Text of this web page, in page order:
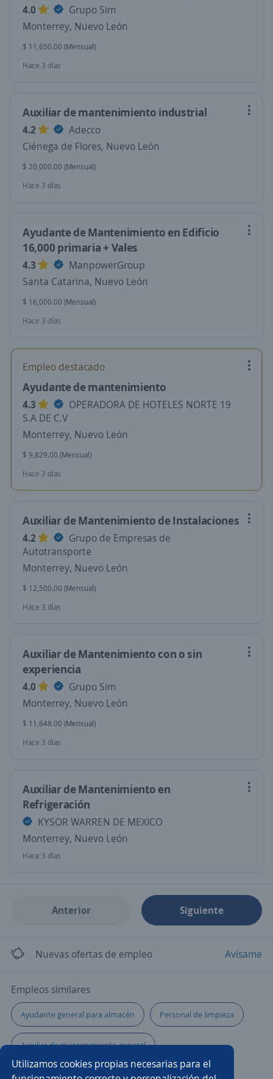
Utilizamos cookies propias necesarias para el
4.0
Grupo Sim
Monterrey, Nuevo León
$ 11,650.00 (Mensual)
Hace 3 días
Auxiliar de mantenimiento industrial
4.2
Adecco
Ciénega de Flores, Nuevo León
$ 20,000.00 (Mensual)
Hace 3 días
Ayudante de Mantenimiento en Edificio
16,000 primaria + Vales
4.3
ManpowerGroup
Santa Catarina, Nuevo León
$ 16,000.00 (Mensual)
Hace 3 días
Empleo destacado
Ayudante de mantenimiento
4.3
OPERADORA DE HOTELES NORTE 19
S.A DE C.V
Monterrey, Nuevo León
$ 9,829.00 (Mensual)
Hace 3 días
Auxiliar de Mantenimiento de Instalaciones
4.2
Grupo de Empresas de
Autotransporte
Monterrey, Nuevo León
$ 12,500.00 (Mensual)
Hace 3 días
Auxiliar de Mantenimiento con o sin
experiencia
4.0
Grupo Sim
Monterrey, Nuevo León
$ 11,648.00 (Mensual)
Hace 3 días
Auxiliar de Mantenimiento en
Refrigeración
KYSOR WARREN DE MEXICO
Monterrey, Nuevo León
Hace 3 días
Anterior Siguiente
Nuevas ofertas de empleo Avísame
Empleos similares
Ayudante general para almacén Personal de limpieza
Auxiliar de mantenimiento general
Ayudante general de mantenimiento Ayudante